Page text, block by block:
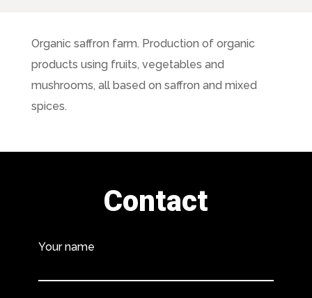
Organic saffron farm. Production of organic
products using fruits, vegetables and
mushrooms, all based on saffron and mixed
spices.
Contact
Your name